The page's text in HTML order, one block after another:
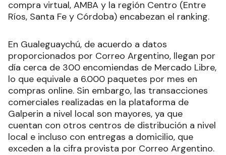
compra virtual, AMBA y la región Centro (Entre
Ríos, Santa Fe y Córdoba) encabezan el ranking.
En Gualeguaychú, de acuerdo a datos
proporcionados por Correo Argentino, llegan por
día cerca de 300 encomiendas de Mercado Libre,
lo que equivale a 6.000 paquetes por mes en
compras online. Sin embargo, las transacciones
comerciales realizadas en la plataforma de
Galperin a nivel local son mayores, ya que
cuentan con otros centros de distribución a nivel
local e incluso con entregas a domicilio, que
exceden a la cifra provista por Correo Argentino.